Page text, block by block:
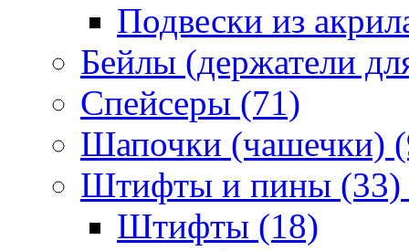
Подвески из
Бейлы (держатели
Спейсеры (71)
Шапочки (чашечки)
Штифты и пины (33)
Штифты (18)